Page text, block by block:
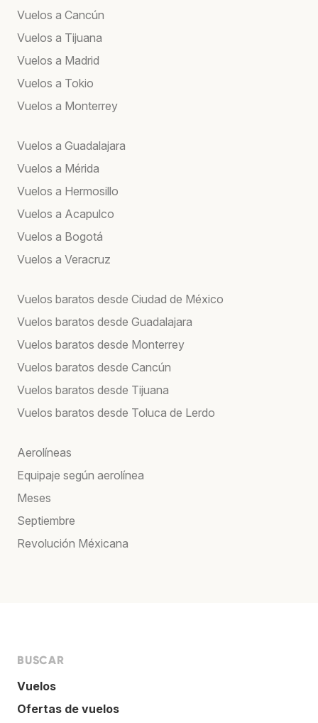
Vuelos a Cancún
Vuelos a Tijuana
Vuelos a Madrid
Vuelos a Tokio
Vuelos a Monterrey
Vuelos a Guadalajara
Vuelos a Mérida
Vuelos a Hermosillo
Vuelos a Acapulco
Vuelos a Bogotá
Vuelos a Veracruz
Vuelos baratos desde Ciudad de México
Vuelos baratos desde Guadalajara
Vuelos baratos desde Monterrey
Vuelos baratos desde Cancún
Vuelos baratos desde Tijuana
Vuelos baratos desde Toluca de Lerdo
Aerolíneas
Equipaje según aerolínea
Meses
Septiembre
Revolución Méxicana
BUSCAR
Vuelos
Ofertas de vuelos